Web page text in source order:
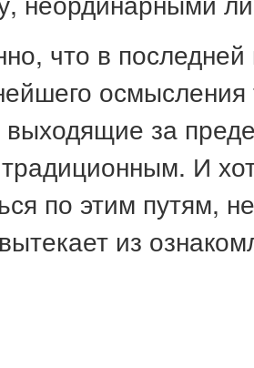
что в
выходящие за
И
по этим путям,
из